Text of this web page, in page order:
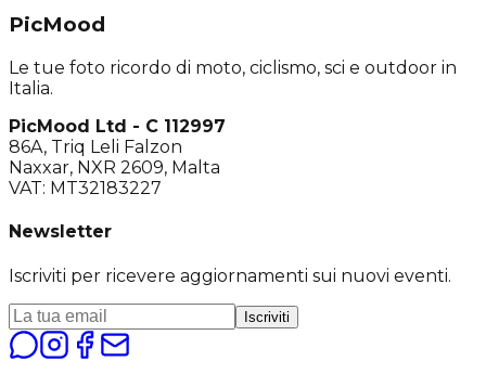
PicMood
Le tue foto ricordo di moto, ciclismo, sci e outdoor in
Italia.
PicMood Ltd - C 112997
86A, Triq Leli Falzon
Naxxar, NXR 2609, Malta
VAT: MT32183227
Newsletter
Iscriviti per ricevere aggiornamenti sui nuovi eventi.
Iscriviti